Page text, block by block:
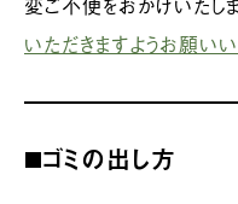
いただきますようお願いい
◼️ゴミの出し方